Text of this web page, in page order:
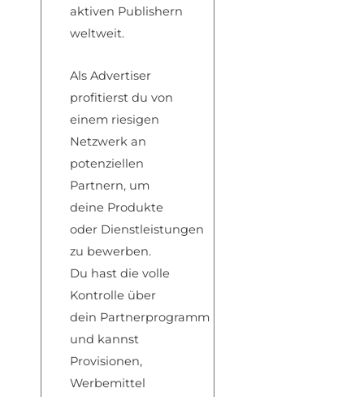
aktiven Publishern
weltweit.
Als Advertiser
profitierst du von
einem riesigen
Netzwerk an
potenziellen
Partnern, um
deine Produkte
oder Dienstleistungen
zu bewerben.
Du hast die volle
Kontrolle über
dein Partnerprogramm
und kannst
Provisionen,
Werbemittel